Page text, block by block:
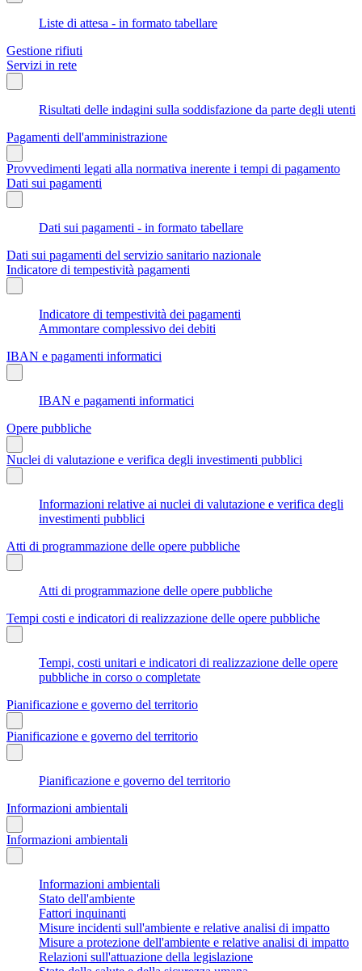
Liste di attesa - in formato tabellare
Gestione rifiuti
Servizi in rete
Risultati delle indagini sulla soddisfazione da parte degli utenti
Pagamenti dell'amministrazione
Provvedimenti legati alla normativa inerente i tempi di pagamento
Dati sui pagamenti
Dati sui pagamenti - in formato tabellare
Dati sui pagamenti del servizio sanitario nazionale
Indicatore di tempestività pagamenti
Indicatore di tempestività dei pagamenti
Ammontare complessivo dei debiti
IBAN e pagamenti informatici
IBAN e pagamenti informatici
Opere pubbliche
Nuclei di valutazione e verifica degli investimenti pubblici
Informazioni relative ai nuclei di valutazione e verifica degli
investimenti pubblici
Atti di programmazione delle opere pubbliche
Atti di programmazione delle opere pubbliche
Tempi costi e indicatori di realizzazione delle opere pubbliche
Tempi, costi unitari e indicatori di realizzazione delle opere
pubbliche in corso o completate
Pianificazione e governo del territorio
Pianificazione e governo del territorio
Pianificazione e governo del territorio
Informazioni ambientali
Informazioni ambientali
Informazioni ambientali
Stato dell'ambiente
Fattori inquinanti
Misure incidenti sull'ambiente e relative analisi di impatto
Misure a protezione dell'ambiente e relative analisi di impatto
Relazioni sull'attuazione della legislazione